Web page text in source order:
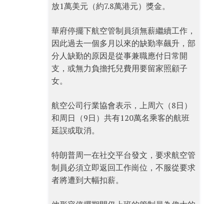
放1萬美元（約7.8萬港元）獎金。
華府停擺下航空管制員須無薪繼續工作，
因此過去一個多月以來的缺勤率飆升，部
分人缺勤的原因是從事兼職應付日常開
支，或無力負擔托兒費用要留家照顧子
女。
航空公司行業協會表示，上周六（8日）
和周日（9日）共有120萬名乘客的航班
延誤或取消。
特朗普周一在社交平台發文，要求航空管
制員必須立即返回工作崗位，不服從要求
者將遭到大幅扣薪。